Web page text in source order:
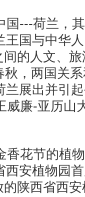
国---荷兰，
王国与中华
的人文、
，两国关
兰展出并引
威廉-亚历山
香花节的植
西安植物园
陕西省西